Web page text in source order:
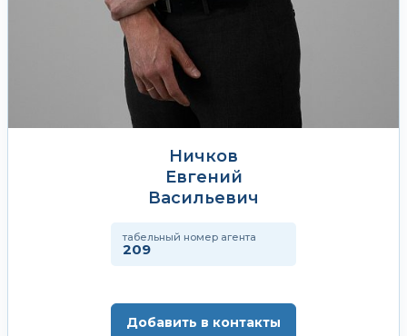
Ничков
Евгений
Васильевич
табельный номер агента
209
Добавить в контакты